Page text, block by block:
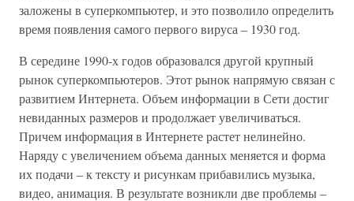
заложены в суперкомпьютер, и это позволило определить
время появления самого первого вируса – 1930 год.
В середине 1990-х годов образовался другой крупный
рынок суперкомпьютеров. Этот рынок напрямую связан с
развитием Интернета. Объем информации в Сети достиг
невиданных размеров и продолжает увеличиваться.
Причем информация в Интернете растет нелинейно.
Наряду с увеличением объема данных меняется и форма
их подачи – к тексту и рисункам прибавились музыка,
видео, анимация. В результате возникли две проблемы –